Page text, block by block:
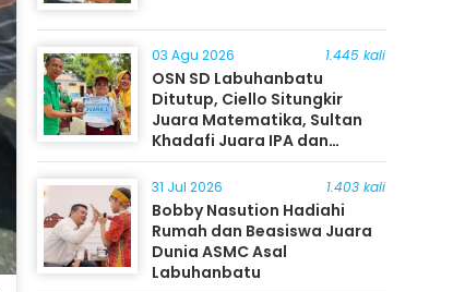
03 Agu 2026 1.445 kali
OSN SD Labuhanbatu
Ditutup, Ciello Situngkir
Juara Matematika, Sultan
Khadafi Juara IPA dan
Timothy Rangkuti Juara IPS
31 Jul 2026 1.403 kali
Bobby Nasution Hadiahi
Rumah dan Beasiswa Juara
Dunia ASMC Asal
Labuhanbatu